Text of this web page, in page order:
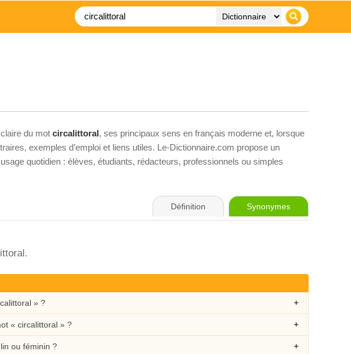
du mot circalittoral, ses principaux sens en français moderne et, lorsque
exemples d’emploi et liens utiles. Le-Dictionnaire.com propose un
quotidien : élèves, étudiants, rédacteurs, professionnels ou simples
Définition Synonymes
» ?
« circalittoral » ?
ou féminin ?